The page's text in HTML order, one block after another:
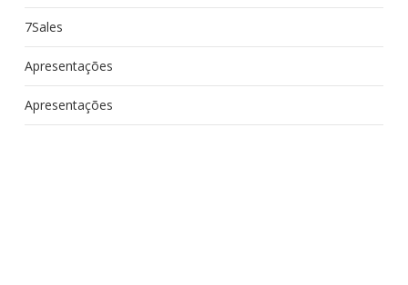
7Sales
Apresentações
Apresentações